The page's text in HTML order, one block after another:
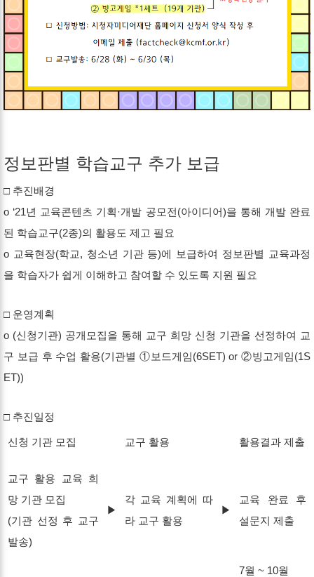
정보판별 학습교구 추가 보급
□ 추진배경
o ‘21년 교육콘텐츠 기획·개발 공모전(아이디어)을 통해 개발 완료
된 학습교구(2종)의 활용도 제고 필요
o 교육현장(학교, 청소년 기관 등)에 보급하여 정보판별 교육과정
을 학습자가 쉽게 이해하고 참여할 수 있도록 지원 필요
□ 운영계획
o (신청기관) 공개모집을 통해 교구 희망 신청 기관을 선정하여 교
구 보급 후 수업 활용(기관별 ①보드게임(6SET) or ②빙고게임(1S
ET))
□ 추진일정
신청 기관 모집 교구 활용 활용결과 제출
교구 활용 교육 희
망 기관 모집
(기관 선정 후 교구
발송)
▶
각 교육 계획에 따
라 교구 활용
▶
교육 완료 후
설문지 제출
7월 ~ 10월